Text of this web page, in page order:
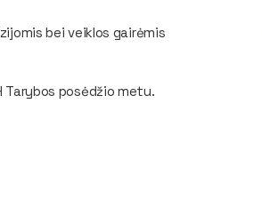
bei veiklos gairėmis
Tarybos posėdžio metu.